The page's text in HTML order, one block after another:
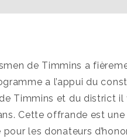
de Timmins a
a l’appui du
Timmins et du district il
Cette offrande est
les donateurs